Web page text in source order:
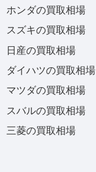
ホンダの買取相場
スズキの買取相場
日産の買取相場
ダイハツの買取相場
マツダの買取相場
スバルの買取相場
三菱の買取相場